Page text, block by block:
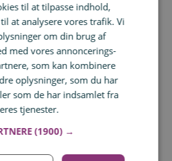
til at tilpasse indhold,
at analysere vores trafik. Vi
om din brug af
med vores annoncerings-
som kan kombinere
oplysninger, som du har
som de har indsamlet fra
tjenester.
(1900) →